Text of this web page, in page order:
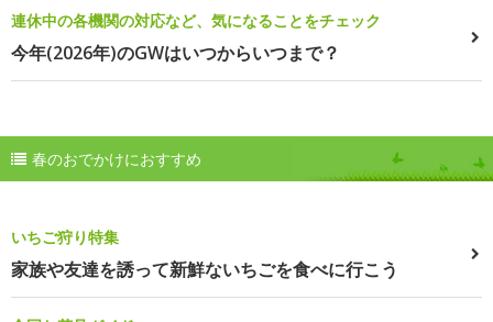
連休中の各機関の対応など、気になることをチェック
今年(2026年)のGWはいつからいつまで？
春のおでかけにおすすめ
いちご狩り特集
家族や友達を誘って新鮮ないちごを食べに行こう